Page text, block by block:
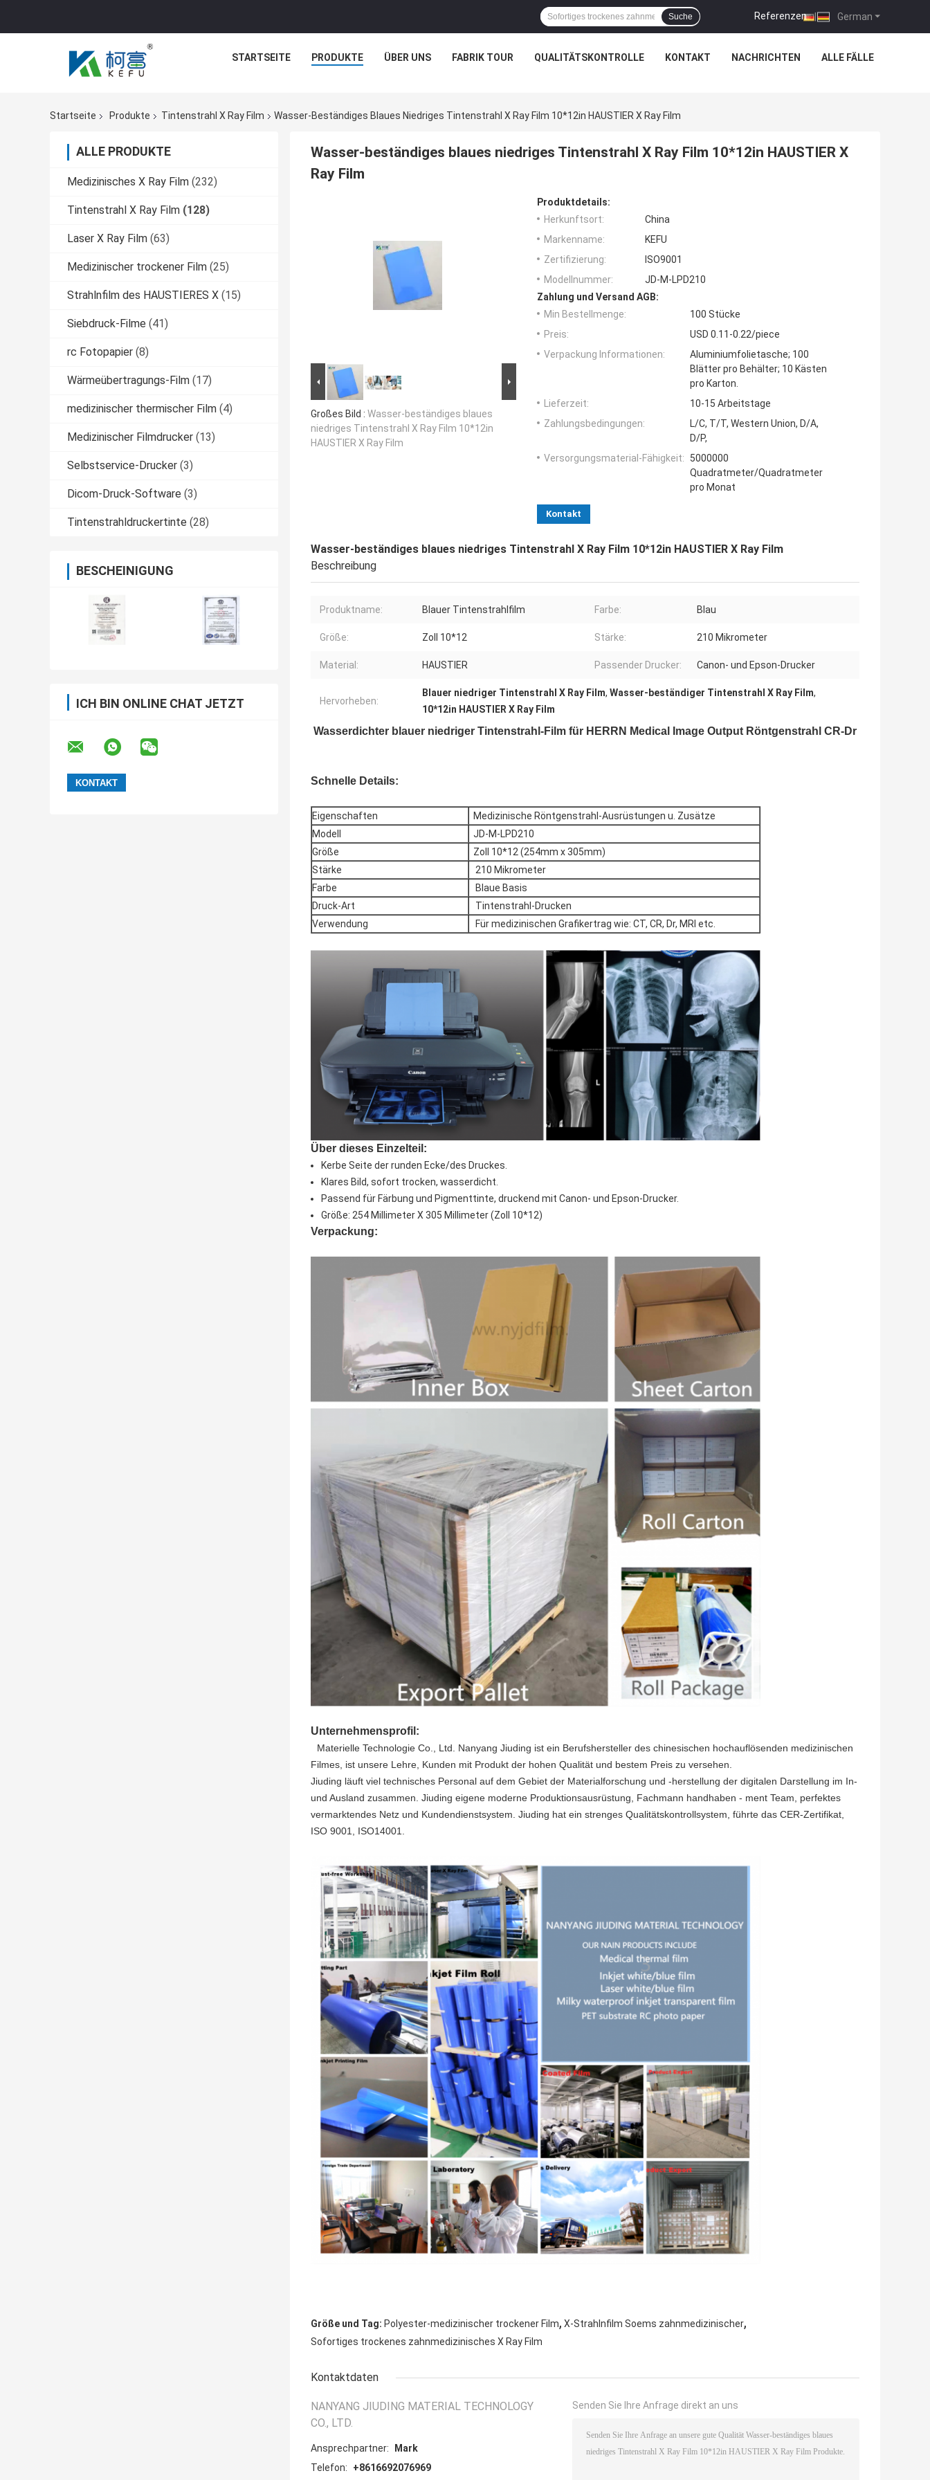
German
Referenzen |
Suche
STARTSEITE PRODUKTE ÜBER UNS FABRIK TOUR QUALITÄTSKONTROLLE KONTAKT NACHRICHTEN ALLE FÄLLE
Startseite Produkte Tintenstrahl X Ray Film Wasser-Beständiges Blaues Niedriges Tintenstrahl X Ray Film 10*12in HAUSTIER X Ray Film
ALLE PRODUKTE
Medizinisches X Ray Film (232)
Tintenstrahl X Ray Film (128)
Laser X Ray Film (63)
Medizinischer trockener Film (25)
Strahlnfilm des HAUSTIERES X (15)
Siebdruck-Filme (41)
rc Fotopapier (8)
Wärmeübertragungs-Film (17)
medizinischer thermischer Film (4)
Medizinischer Filmdrucker (13)
Selbstservice-Drucker (3)
Dicom-Druck-Software (3)
Tintenstrahldruckertinte (28)
BESCHEINIGUNG
ICH BIN ONLINE CHAT JETZT
Wasser-beständiges blaues niedriges Tintenstrahl X Ray Film 10*12in HAUSTIER X
Ray Film
Großes Bild : Wasser-beständiges blaues
niedriges Tintenstrahl X Ray Film 10*12in
HAUSTIER X Ray Film
Produktdetails:
Herkunftsort:
China
Markenname:
KEFU
Zertifizierung:
ISO9001
Modellnummer:
JD-M-LPD210
Zahlung und Versand AGB:
Min Bestellmenge:
100 Stücke
Preis:
USD 0.11-0.22/piece
Verpackung Informationen:
Aluminiumfolietasche; 100
Blätter pro Behälter; 10 Kästen
pro Karton.
Lieferzeit:
10-15 Arbeitstage
Zahlungsbedingungen:
L/C, T/T, Western Union, D/A,
D/P,
Versorgungsmaterial-Fähigkeit:
5000000
Quadratmeter/Quadratmeter
pro Monat
Kontakt
Wasser-beständiges blaues niedriges Tintenstrahl X Ray Film 10*12in HAUSTIER X Ray Film
Beschreibung
Produktname: Blauer Tintenstrahlfilm Farbe: Blau
Größe: Zoll 10*12 Stärke: 210 Mikrometer
Material: HAUSTIER Passender Drucker: Canon- und Epson-Drucker
Hervorheben:
Blauer niedriger Tintenstrahl X Ray Film, Wasser-beständiger Tintenstrahl X Ray Film,
10*12in HAUSTIER X Ray Film
Wasserdichter blauer niedriger Tintenstrahl-Film für HERRN Medical Image Output Röntgenstrahl CR-Dr
Schnelle Details:
Eigenschaften
Medizinische Röntgenstrahl-Ausrüstungen u. Zusätze
Modell
JD-M-LPD210
Größe
Zoll 10*12 (254mm x 305mm)
Stärke
210 Mikrometer
Farbe
Blaue Basis
Druck-Art
Tintenstrahl-Drucken
Verwendung
Für medizinischen Grafikertrag wie: CT, CR, Dr, MRI etc.
Über dieses Einzelteil:
Kerbe Seite der runden Ecke/des Druckes.
Klares Bild, sofort trocken, wasserdicht.
Passend für Färbung und Pigmenttinte, druckend mit Canon- und Epson-Drucker.
Größe: 254 Millimeter X 305 Millimeter (Zoll 10*12)
Verpackung:
Unternehmensprofil:
Materielle Technologie Co., Ltd. Nanyang Jiuding ist ein Berufshersteller des chinesischen hochauflösenden medizinischen
Filmes, ist unsere Lehre, Kunden mit Produkt der hohen Qualität und bestem Preis zu versehen.
Jiuding läuft viel technisches Personal auf dem Gebiet der Materialforschung und -herstellung der digitalen Darstellung im In-
und Ausland zusammen. Jiuding eigene moderne Produktionsausrüstung, Fachmann handhaben - ment Team, perfektes
vermarktendes Netz und Kundendienstsystem. Jiuding hat ein strenges Qualitätskontrollsystem, führte das CER-Zertifikat,
ISO 9001, ISO14001.
Größe und Tag: Polyester-medizinischer trockener Film, X-Strahlnfilm Soems zahnmedizinischer,
Sofortiges trockenes zahnmedizinisches X Ray Film
Kontaktdaten
NANYANG JIUDING MATERIAL TECHNOLOGY
CO., LTD.
Ansprechpartner:
Mark
Telefon:
+8616692076969
Senden Sie Ihre Anfrage direkt an uns